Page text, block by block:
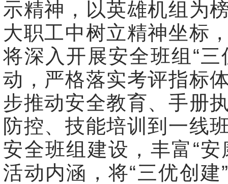
示精神，以英雄机组为
大职工中树立精神坐标
将深入开展安全班组“三
动，严格落实考评指标
步推动安全教育、手册
防控、技能培训到一线
安全班组建设，丰富“安
活动内涵，将“三优创建